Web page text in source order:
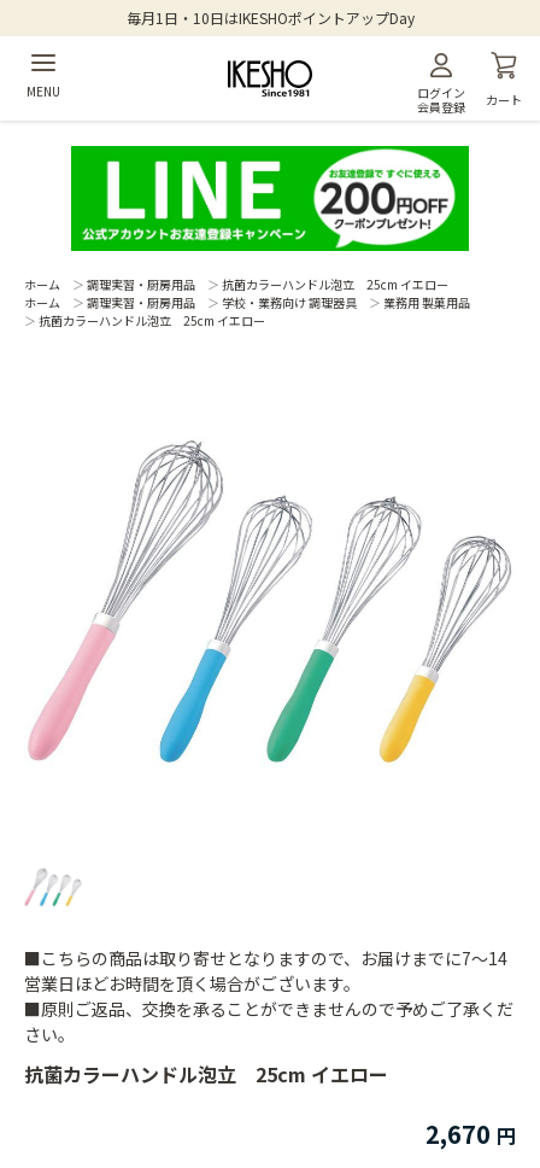
毎月1日・10日はIKESHOポイントアップDay
MENU
ログイン
会員登録
カート
ホーム ＞ 調理実習・厨房用品 ＞ 抗菌カラーハンドル泡立 25cm イエロー
ホーム
＞ 調理実習・厨房用品 ＞ 学校・業務向け 調理器具 ＞ 業務用 製菓用品
＞ 抗菌カラーハンドル泡立 25cm イエロー
抗菌カラーハンドル泡立 25cm イエロー
2,670
■こちらの商品は取り寄せとなりますので、お届けまでに7～14
営業日ほどお時間を頂く場合がございます。
■原則ご返品、交換を承ることができませんので予めご了承くだ
さい。